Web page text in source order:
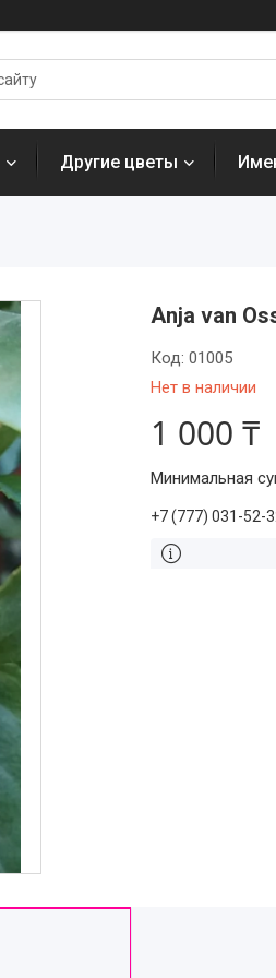
Другие цветы
Anja van
Нет в наличии
Код:01005
1 000 ₸
Минимальная
+7 (777) 031-52-